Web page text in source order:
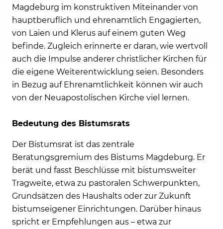
Magdeburg im konstruktiven Miteinander von
hauptberuflich und ehrenamtlich Engagierten,
von Laien und Klerus auf einem guten Weg
befinde. Zugleich erinnerte er daran, wie wertvoll
auch die Impulse anderer christlicher Kirchen für
die eigene Weiterentwicklung seien. Besonders
in Bezug auf Ehrenamtlichkeit können wir auch
von der Neuapostolischen Kirche viel lernen.
Bedeutung des Bistumsrats
Der Bistumsrat ist das zentrale
Beratungsgremium des Bistums Magdeburg. Er
berät und fasst Beschlüsse mit bistumsweiter
Tragweite, etwa zu pastoralen Schwerpunkten,
Grundsätzen des Haushalts oder zur Zukunft
bistumseigener Einrichtungen. Darüber hinaus
spricht er Empfehlungen aus – etwa zur